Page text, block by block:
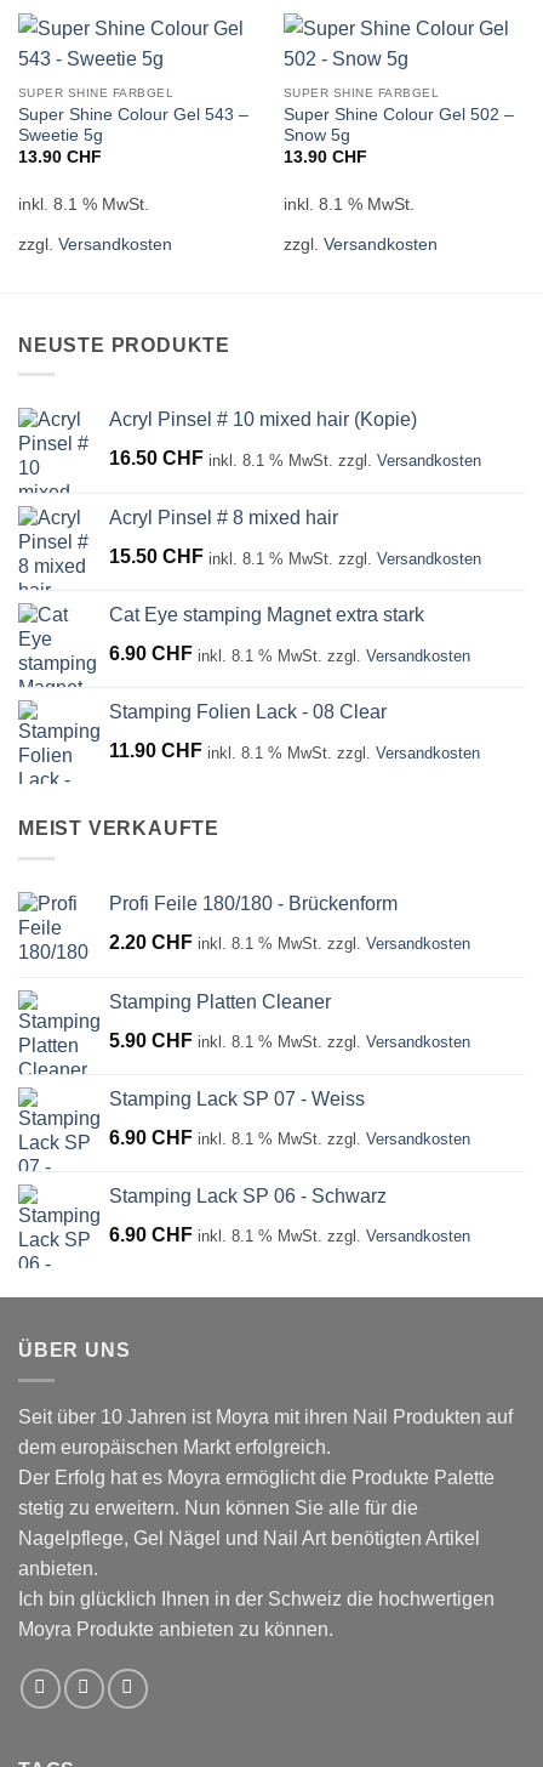
SUPER SHINE FARBGEL
Super Shine Colour Gel 543 –
Sweetie 5g
13.90 CHF
inkl. 8.1 % MwSt.
zzgl. Versandkosten
SUPER SHINE FARBGEL
Super Shine Colour Gel 502 –
Snow 5g
13.90 CHF
inkl. 8.1 % MwSt.
zzgl. Versandkosten
NEUSTE PRODUKTE
Acryl Pinsel # 10 mixed hair (Kopie)
16.50 CHF inkl. 8.1 % MwSt. zzgl. Versandkosten
Acryl Pinsel # 8 mixed hair
15.50 CHF inkl. 8.1 % MwSt. zzgl. Versandkosten
Cat Eye stamping Magnet extra stark
6.90 CHF inkl. 8.1 % MwSt. zzgl. Versandkosten
Stamping Folien Lack - 08 Clear
11.90 CHF inkl. 8.1 % MwSt. zzgl. Versandkosten
MEIST VERKAUFTE
Profi Feile 180/180 - Brückenform
2.20 CHF inkl. 8.1 % MwSt. zzgl. Versandkosten
Stamping Platten Cleaner
5.90 CHF inkl. 8.1 % MwSt. zzgl. Versandkosten
Stamping Lack SP 07 - Weiss
6.90 CHF inkl. 8.1 % MwSt. zzgl. Versandkosten
Stamping Lack SP 06 - Schwarz
6.90 CHF inkl. 8.1 % MwSt. zzgl. Versandkosten
ÜBER UNS
Seit über 10 Jahren ist Moyra mit ihren Nail Produkten auf
dem europäischen Markt erfolgreich.
Der Erfolg hat es Moyra ermöglicht die Produkte Palette
stetig zu erweitern. Nun können Sie alle für die
Nagelpflege, Gel Nägel und Nail Art benötigten Artikel
anbieten.
Ich bin glücklich Ihnen in der Schweiz die hochwertigen
Moyra Produkte anbieten zu können.